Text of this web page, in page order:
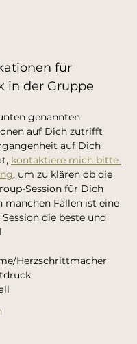
für
in der Gruppe
genannten
auf Dich zutrifft
auf Dich
kontaktiere mich bitte
, um zu klären ob die
Session für Dich
manchen Fällen ist eine
Session die beste und
Herzschrittmacher​